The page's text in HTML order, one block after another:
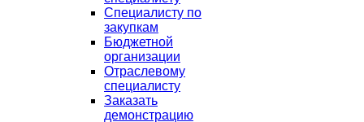
Специалисту по
закупкам
Бюджетной
организации
Отраслевому
специалисту
Заказать
демонстрацию